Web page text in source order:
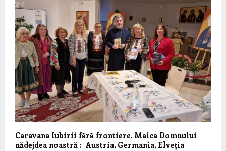
Caravana Iubirii fără frontiere, Maica Domnului
nădejdea noastră : Austria, Germania, Elveția